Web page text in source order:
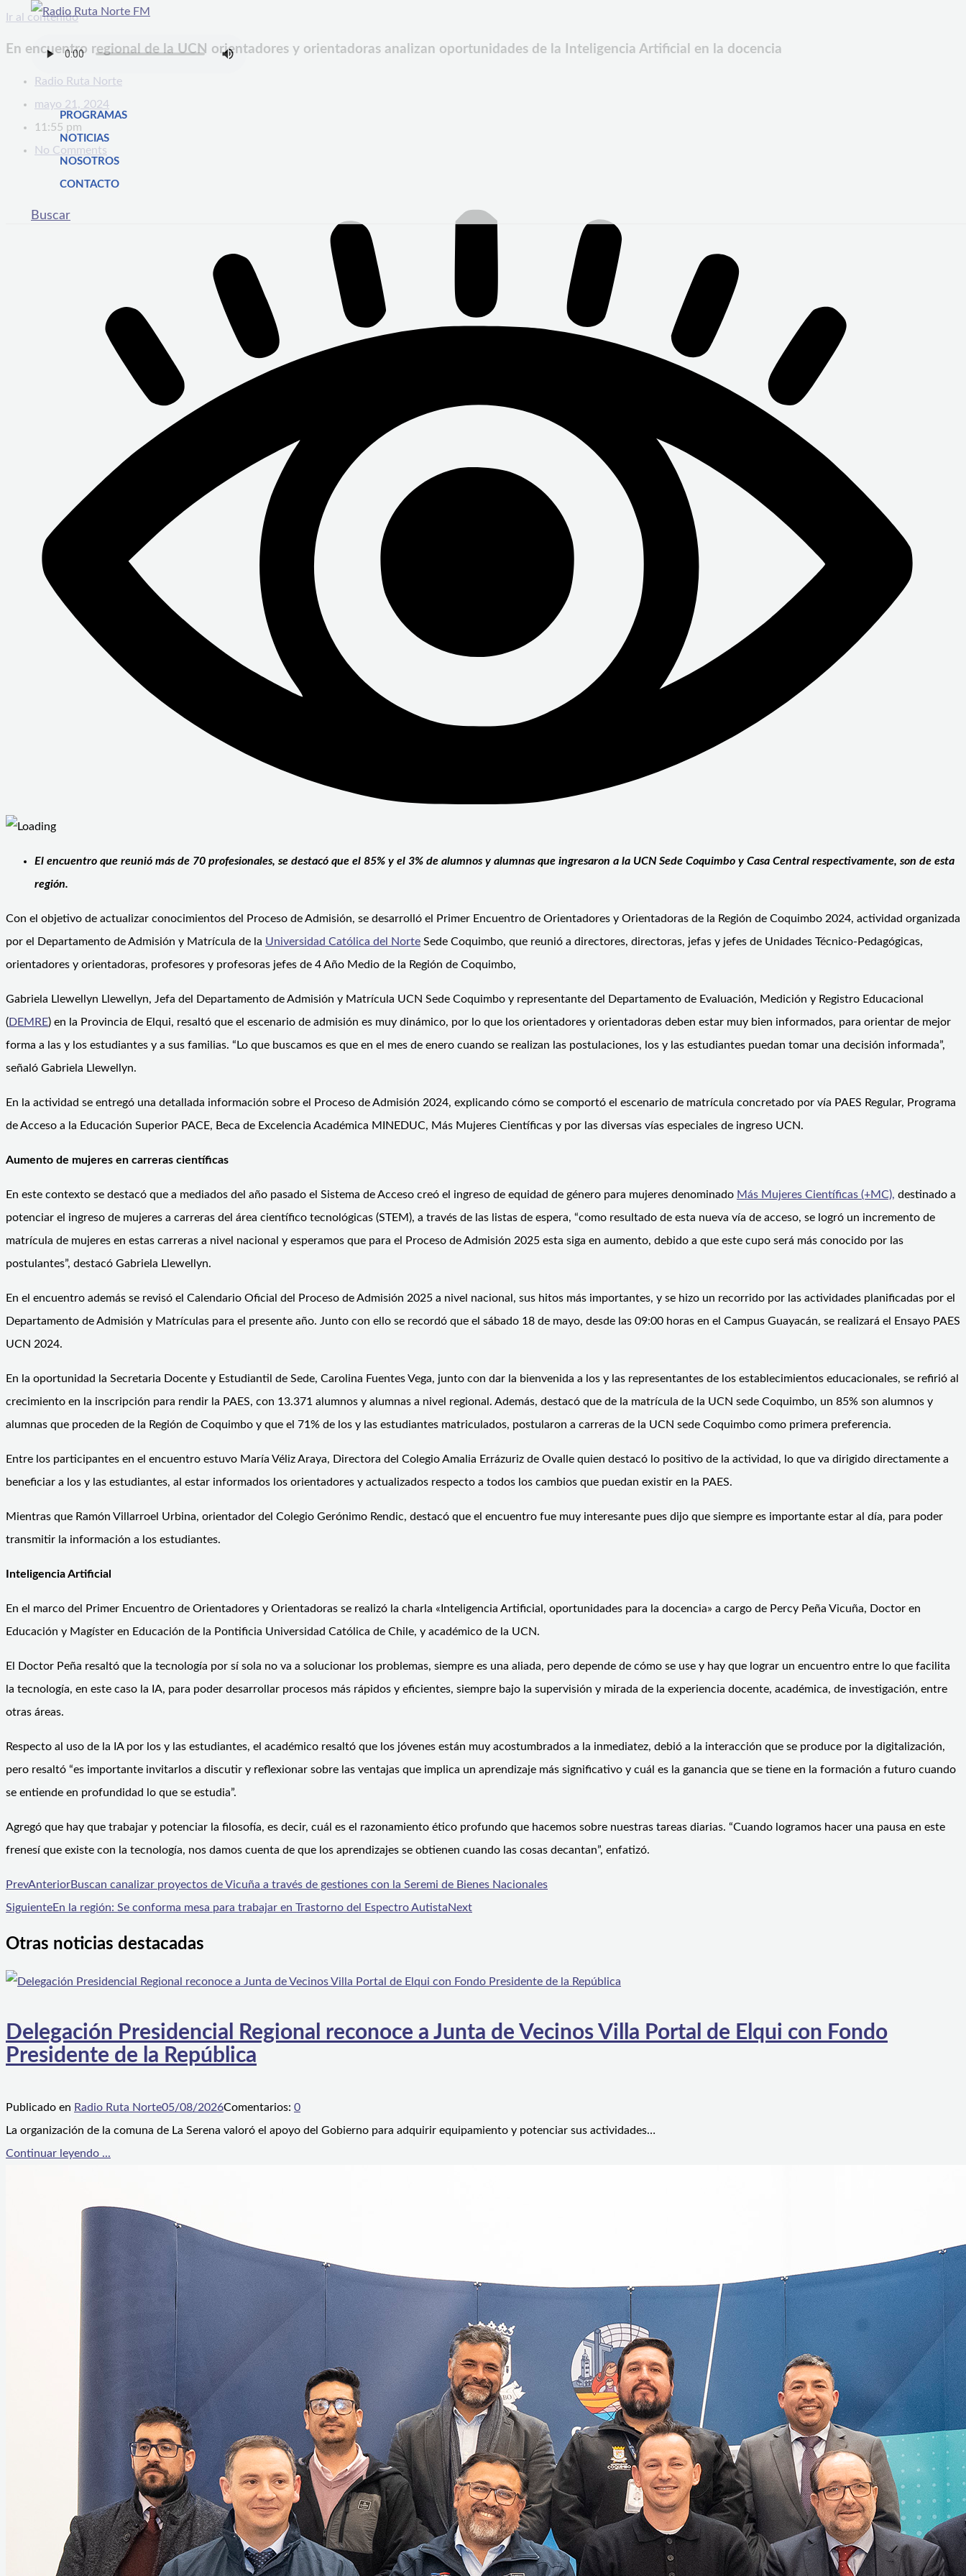
Ir al contenido
PROGRAMAS
NOTICIAS
NOSOTROS
CONTACTO
Buscar
En encuentro regional de la UCN orientadores y orientadoras analizan oportunidades de la Inteligencia Artificial en la docencia
Radio Ruta Norte
mayo 21, 2024
11:55 pm
No Comments
El encuentro que reunió más de 70 profesionales, se destacó que el 85% y el 3% de alumnos y alumnas que ingresaron a la UCN Sede Coquimbo y Casa Central respectivamente, son de esta
región.
Con el objetivo de actualizar conocimientos del Proceso de Admisión, se desarrolló el Primer Encuentro de Orientadores y Orientadoras de la Región de Coquimbo 2024, actividad organizada
por el Departamento de Admisión y Matrícula de la Universidad Católica del Norte Sede Coquimbo, que reunió a directores, directoras, jefas y jefes de Unidades Técnico-Pedagógicas,
orientadores y orientadoras, profesores y profesoras jefes de 4 Año Medio de la Región de Coquimbo,
Gabriela Llewellyn Llewellyn, Jefa del Departamento de Admisión y Matrícula UCN Sede Coquimbo y representante del Departamento de Evaluación, Medición y Registro Educacional
(DEMRE) en la Provincia de Elqui, resaltó que el escenario de admisión es muy dinámico, por lo que los orientadores y orientadoras deben estar muy bien informados, para orientar de mejor
forma a las y los estudiantes y a sus familias. “Lo que buscamos es que en el mes de enero cuando se realizan las postulaciones, los y las estudiantes puedan tomar una decisión informada”,
señaló Gabriela Llewellyn.
En la actividad se entregó una detallada información sobre el Proceso de Admisión 2024, explicando cómo se comportó el escenario de matrícula concretado por vía PAES Regular, Programa
de Acceso a la Educación Superior PACE, Beca de Excelencia Académica MINEDUC, Más Mujeres Científicas y por las diversas vías especiales de ingreso UCN.
Aumento de mujeres en carreras científicas
En este contexto se destacó que a mediados del año pasado el Sistema de Acceso creó el ingreso de equidad de género para mujeres denominado Más Mujeres Científicas (+MC), destinado a
potenciar el ingreso de mujeres a carreras del área científico tecnológicas (STEM), a través de las listas de espera, “como resultado de esta nueva vía de acceso, se logró un incremento de
matrícula de mujeres en estas carreras a nivel nacional y esperamos que para el Proceso de Admisión 2025 esta siga en aumento, debido a que este cupo será más conocido por las
postulantes”, destacó Gabriela Llewellyn.
En el encuentro además se revisó el Calendario Oficial del Proceso de Admisión 2025 a nivel nacional, sus hitos más importantes, y se hizo un recorrido por las actividades planificadas por el
Departamento de Admisión y Matrículas para el presente año. Junto con ello se recordó que el sábado 18 de mayo, desde las 09:00 horas en el Campus Guayacán, se realizará el Ensayo PAES
UCN 2024.
En la oportunidad la Secretaria Docente y Estudiantil de Sede, Carolina Fuentes Vega, junto con dar la bienvenida a los y las representantes de los establecimientos educacionales, se refirió al
crecimiento en la inscripción para rendir la PAES, con 13.371 alumnos y alumnas a nivel regional. Además, destacó que de la matrícula de la UCN sede Coquimbo, un 85% son alumnos y
alumnas que proceden de la Región de Coquimbo y que el 71% de los y las estudiantes matriculados, postularon a carreras de la UCN sede Coquimbo como primera preferencia.
Entre los participantes en el encuentro estuvo María Véliz Araya, Directora del Colegio Amalia Errázuriz de Ovalle quien destacó lo positivo de la actividad, lo que va dirigido directamente a
beneficiar a los y las estudiantes, al estar informados los orientadores y actualizados respecto a todos los cambios que puedan existir en la PAES.
Mientras que Ramón Villarroel Urbina, orientador del Colegio Gerónimo Rendic, destacó que el encuentro fue muy interesante pues dijo que siempre es importante estar al día, para poder
transmitir la información a los estudiantes.
Inteligencia Artificial
En el marco del Primer Encuentro de Orientadores y Orientadoras se realizó la charla «Inteligencia Artificial, oportunidades para la docencia» a cargo de Percy Peña Vicuña, Doctor en
Educación y Magíster en Educación de la Pontificia Universidad Católica de Chile, y académico de la UCN.
El Doctor Peña resaltó que la tecnología por sí sola no va a solucionar los problemas, siempre es una aliada, pero depende de cómo se use y hay que lograr un encuentro entre lo que facilita
la tecnología, en este caso la IA, para poder desarrollar procesos más rápidos y eficientes, siempre bajo la supervisión y mirada de la experiencia docente, académica, de investigación, entre
otras áreas.
Respecto al uso de la IA por los y las estudiantes, el académico resaltó que los jóvenes están muy acostumbrados a la inmediatez, debió a la interacción que se produce por la digitalización,
pero resaltó “es importante invitarlos a discutir y reflexionar sobre las ventajas que implica un aprendizaje más significativo y cuál es la ganancia que se tiene en la formación a futuro cuando
se entiende en profundidad lo que se estudia”.
Agregó que hay que trabajar y potenciar la filosofía, es decir, cuál es el razonamiento ético profundo que hacemos sobre nuestras tareas diarias. “Cuando logramos hacer una pausa en este
frenesí que existe con la tecnología, nos damos cuenta de que los aprendizajes se obtienen cuando las cosas decantan”, enfatizó.
PrevAnteriorBuscan canalizar proyectos de Vicuña a través de gestiones con la Seremi de Bienes Nacionales
SiguienteEn la región: Se conforma mesa para trabajar en Trastorno del Espectro AutistaNext
Otras noticias destacadas
Delegación Presidencial Regional reconoce a Junta de Vecinos Villa Portal de Elqui con Fondo
Presidente de la República
Publicado en Radio Ruta Norte05/08/2026Comentarios: 0
La organización de la comuna de La Serena valoró el apoyo del Gobierno para adquirir equipamiento y potenciar sus actividades…
Continuar leyendo ...